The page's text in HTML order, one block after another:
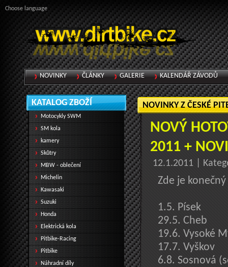
NOVINKY Z ČESKÉ
NOVÝ
2011 +
12.1.2011 |
Zde je
1.5. Písek
29.5. Cheb
19.6. Vysoké
17.7. Vyškov
6.8. Sosnová
KATALOG ZBOŽÍ
Motocykly SWM
SM kola
kamery
Skůtry
MBW - oblečení
Michelin
Kawasaki
Suzuki
Honda
Elektrická kola
Pitbike-Racing
Pitbike
Náhradní díly
NOVINKY ČLÁNKY GALERIE KALENDÁŘ ZÁVODŮ
Choose language